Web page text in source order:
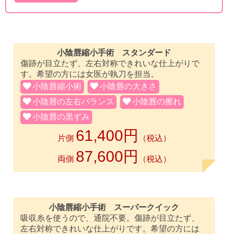
小陰唇縮小手術 スタンダード
傷跡が目立たず、左右対称できれいな仕上がりで
す。希望の方には女医が執刀を担当。
小陰唇縮小術
小陰唇の大きさ
小陰唇の左右バランス
小陰唇の擦れ
小陰唇の黒ずみ
片側 61,400円 （税込）
両側 87,600円 （税込）
小陰唇縮小手術 スーパークイック
吸収糸を使うので、通院不要。傷跡が目立たず、
左右対称できれいな仕上がりです。希望の方には